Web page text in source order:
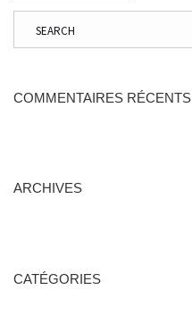
COMMENTAIRES RÉCENTS
ARCHIVES
CATÉGORIES